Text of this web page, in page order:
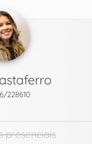
228610
presenciais